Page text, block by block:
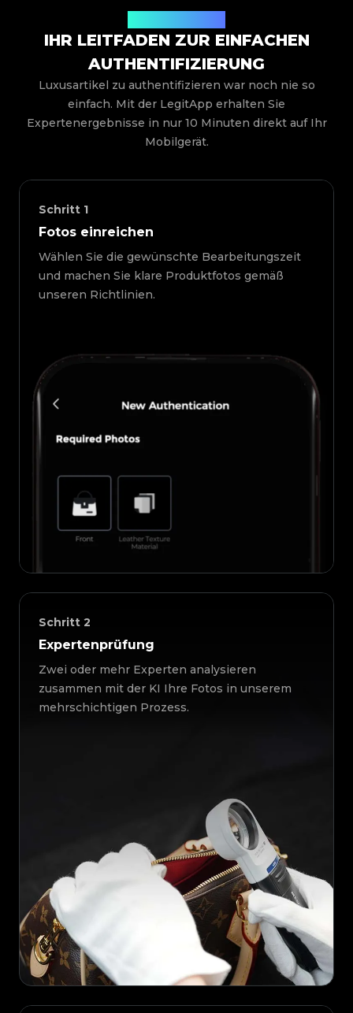
IHR LEITFADEN ZUR EINFACHEN
AUTHENTIFIZIERUNG
Luxusartikel zu authentifizieren war noch nie so
einfach. Mit der LegitApp erhalten Sie
Expertenergebnisse in nur 10 Minuten direkt auf Ihr
Mobilgerät.
Schritt 1
Fotos einreichen
Wählen Sie die gewünschte Bearbeitungszeit
und machen Sie klare Produktfotos gemäß
unseren Richtlinien.
Schritt 2
Expertenprüfung
Zwei oder mehr Experten analysieren
zusammen mit der KI Ihre Fotos in unserem
mehrschichtigen Prozess.